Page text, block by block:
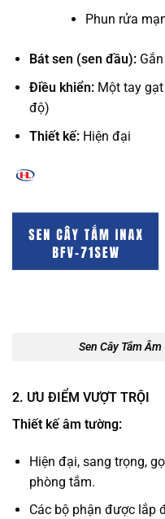
Phun rửa
Bát sen (sen đầu):
Điều khiển:Một tay gạt
độ)
Thiết kế:Hiện đại
Sen Cây Tắm
2. ƯU ĐIỂM VƯỢT TRỘI
Thiết kế âm tường:
Hiện đại, sang trọng,
phòng tắm.
Các bộ phận được lắp